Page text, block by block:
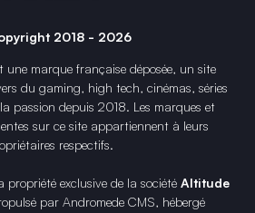
2018 - 2026
une marque française déposée, un site
du gaming, high tech, cinémas, séries
passion depuis 2018. Les marques et
sur ce site appartiennent à leurs
respectifs.
propriété exclusive de la société Altitude
par Andromede CMS, hébergé